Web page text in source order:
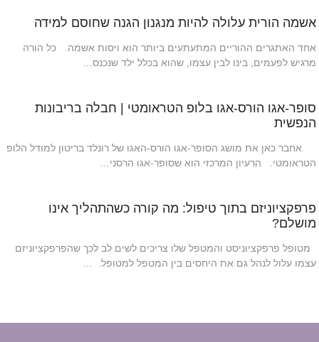
אשמה הורית עלולה להיות מנגנון הגנה שחוסם למידה
אחד האתגרים ההוריים המתעתעים ביותר הוא ויסות אשמה. כל הורה
מרגיש לפעמים, בינו לבין עצמו, שהוא בכלל ילד שנכנס…
סופר-אגו הורס-אגו בלופ הטראומטי | חבלה בריבונות
הנפשית
אחבר כאן את מושג הסופר-אגו הורס-האגו של רונלד בריטון למודל הלופ
הטראומטי. הרעיון המרכזי הוא שסופר-אגו הרסני…
פרפקציוניזם בתוך טיפול: מה קורה כשהתהליך אינו
מושלם?
מטופל פרפקציוניסט והמטפל שלו צריכים לשים לב לכך שהפרפקציוניזם
עצמו עלול לנהל גם את היחסים בין המטפל למטופל. …